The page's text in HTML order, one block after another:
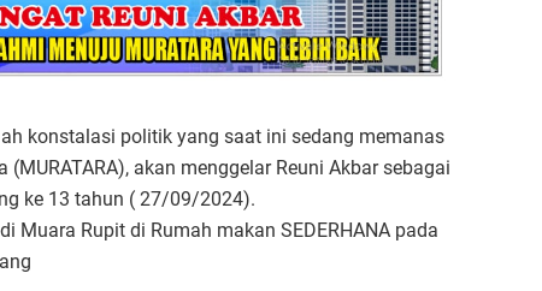
konstalasi politik yang saat ini sedang memanas
akan menggelar Reuni Akbar sebagai
ke 13 tahun ( 27/09/2024).
Muara Rupit di Rumah makan SEDERHANA pada